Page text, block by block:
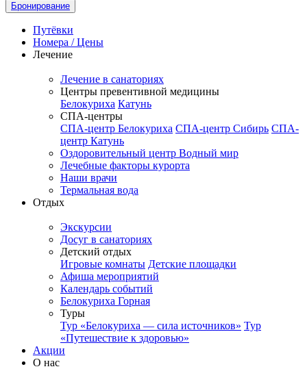
Бронирование
Путёвки
Номера / Цены
Лечение
Лечение в санаториях
Центры превентивной медицины
Белокуриха Катунь
СПА-центры
СПА-центр Белокуриха СПА-центр Сибирь СПА-
центр Катунь
Оздоровительный центр Водный мир
Лечебные факторы курорта
Наши врачи
Термальная вода
Отдых
Экскурсии
Досуг в санаториях
Детский отдых
Игровые комнаты Детские площадки
Афиша мероприятий
Календарь событий
Белокуриха Горная
Туры
Тур «Белокуриха — сила источников» Тур
«Путешествие к здоровью»
Акции
О нас